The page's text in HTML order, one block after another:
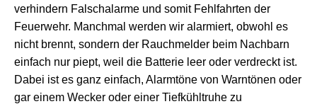
verhindern Falschalarme und somit Fehlfahrten der
Feuerwehr. Manchmal werden wir alarmiert, obwohl es
nicht brennt, sondern der Rauchmelder beim Nachbarn
einfach nur piept, weil die Batterie leer oder verdreckt ist.
Dabei ist es ganz einfach, Alarmtöne von Warntönen oder
gar einem Wecker oder einer Tiefkühltruhe zu